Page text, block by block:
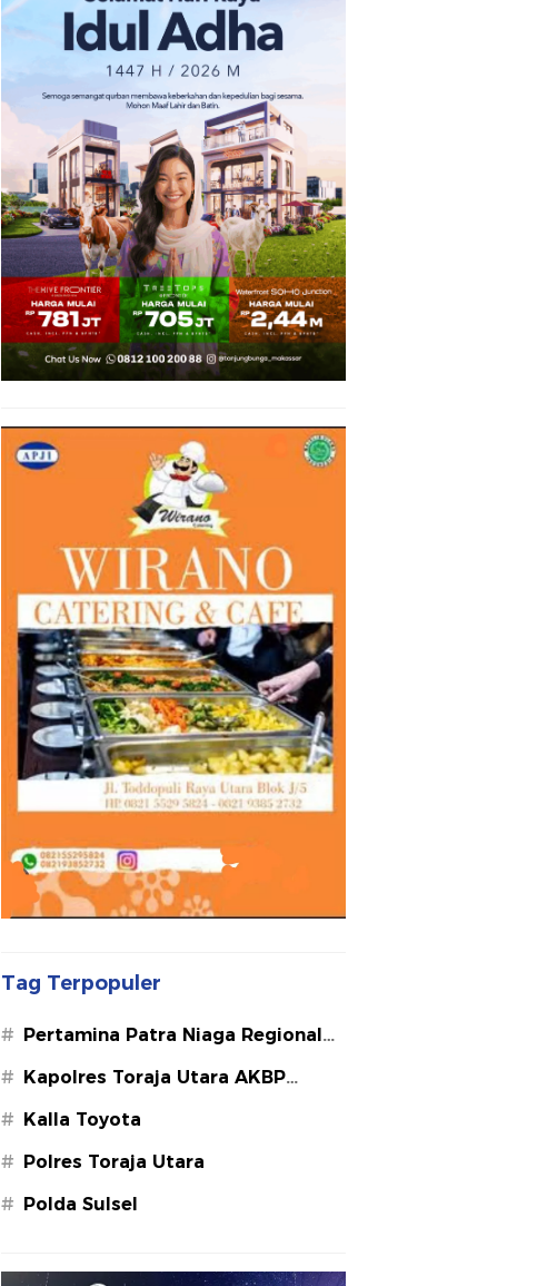
Tag Terpopuler
# Pertamina Patra Niaga Regional
# Kapolres Toraja Utara AKBP
M.Si
# Kalla Toyota
# Polres Toraja Utara
# Polda Sulsel